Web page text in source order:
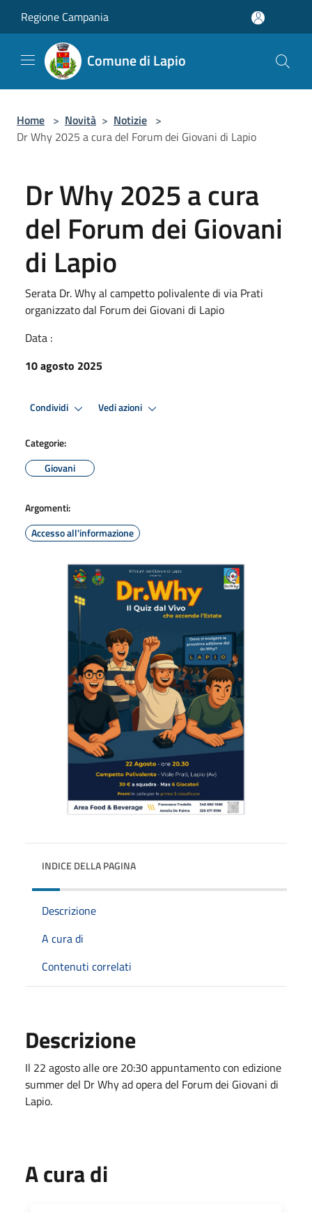
Regione Campania
Comune di Lapio
Home > Novità > Notizie >
Dr Why 2025 a cura del Forum dei Giovani di Lapio
Dr Why 2025 a cura
del Forum dei Giovani
di Lapio
Serata Dr. Why al campetto polivalente di via Prati
organizzato dal Forum dei Giovani di Lapio
Data :
10 agosto 2025
Condividi Vedi azioni
Categorie:
Giovani
Argomenti:
Accesso all'informazione
INDICE DELLA PAGINA
Descrizione
A cura di
Contenuti correlati
Descrizione
Il 22 agosto alle ore 20:30 appuntamento con edizione
summer del Dr Why ad opera del Forum dei Giovani di
Lapio.
A cura di